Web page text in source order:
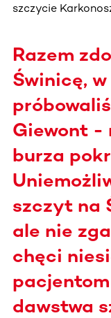
szczycie
Razem
Świnicę,
Giewont -
burza
szczyt na
ale nie
chęci
dawstwa